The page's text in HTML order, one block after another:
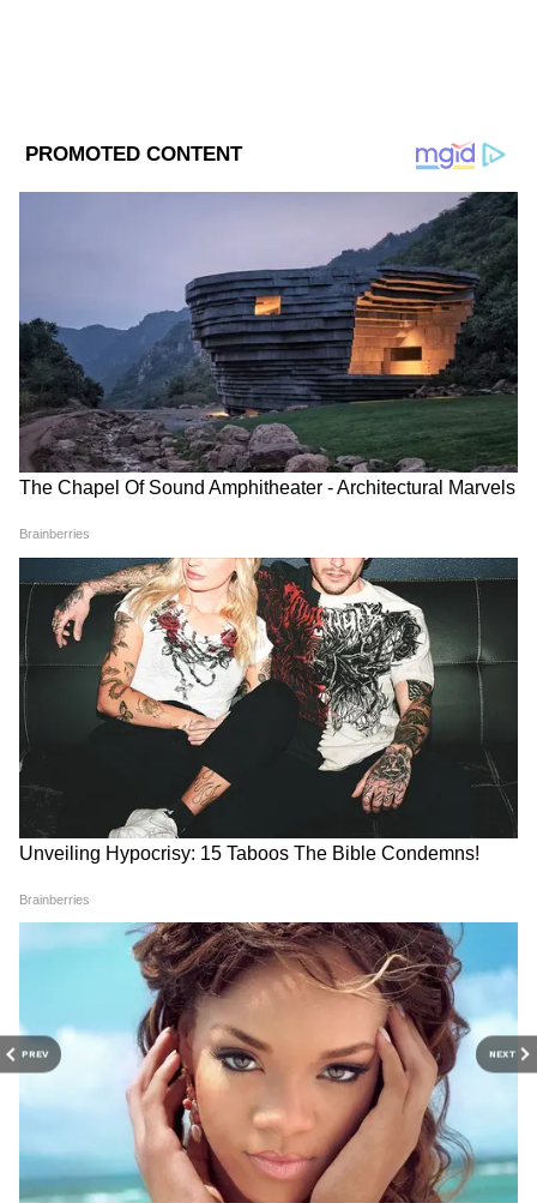
PREV NEXT
ন্যাশনাল পেমেন্ট কর্পোরেশন অফ ইন্ডিয়ার সঙ্গে
যৌথভাবে কাজ করছে ইপিএফও
এই পুরো বিষয়টি ইপিএফও ৩.০-র অধীনে হচ্ছে।
যার ফলে, পিএফ-এর টাকা তোলার পদ্ধতি হবে
আরও দ্রুত, সহজ এবং সুবিধাজনক। ন্যাশনাল
পেমেন্ট কর্পোরেশন অফ ইন্ডিয়ার সঙ্গে যৌথভাবে
ঝঞ্ঝাট এড়িয়ে ইউপিআই অ্যাকাউন্টের সঙ্গেই
কানেক্ট করা যাবে পিএফ অ্যাকাউন্ট (PF UPI
Withdrawal Process)।